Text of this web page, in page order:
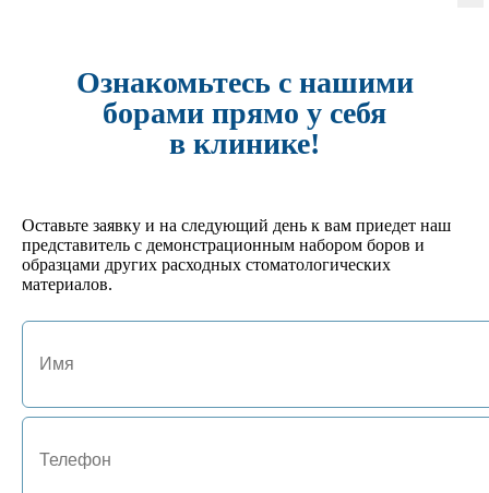
+
495 руб.
Кол-во:
+
арт. JA-01127-GL
702 руб.
арт. JA-01125-HM
Ознакомьтесь с нашими
борами прямо у себя
в клинике!
Оставьте заявку и на следующий день к вам приедет наш
представитель с демонстрационным набором боров и
образцами других расходных стоматологических
материалов.